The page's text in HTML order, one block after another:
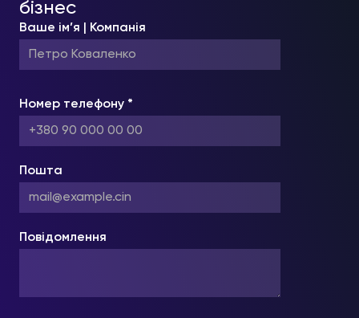
бізнес
Ваше ім’я | Компанія
Номер телефону *
Пошта
Повідомлення